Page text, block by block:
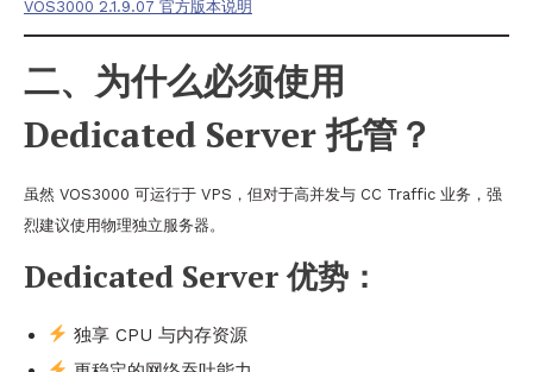
VOS3000 2.1.9.07 官方版本说明
二、为什么必须使用
Dedicated Server 托管？
虽然 VOS3000 可运行于 VPS，但对于高并发与 CC Traffic 业务，强
烈建议使用物理独立服务器。
Dedicated Server 优势：
独享 CPU 与内存资源